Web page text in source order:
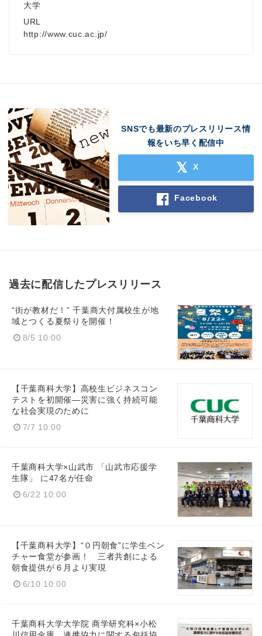
大学
URL
http://www.cuc.ac.jp/
SNSでも最新のプレスリリース情
報をいち早く配信中
X
Facebook
過去に配信したプレスリリース
“街が教材だ！” 千葉商大付属校生が地
域とつくる夏祭りを開催！
8/5 10:00
【千葉商科大学】高校生ビジネスコン
テストを初開催―災害に強く持続可能
な社会実現のために
7/7 10:00
千葉商科大学×山武市 「山武市応援学
生隊」 に47名が任命
6/22 10:00
【千葉商科大学】“０円朝食”に学生ベン
チャー食堂が参画！ 三者共創による
朝食提供が６月より実現
6/10 10:00
千葉商科大学大学院 商学研究科×小松
Japanese